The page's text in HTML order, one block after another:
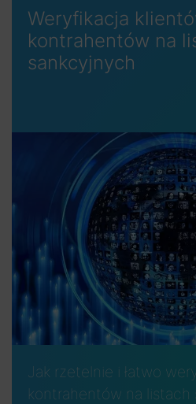
Weryfikacja
kontrahentów na
sankcyjnych
Jak rzetelnie i łatwo
kontrahentów na listach